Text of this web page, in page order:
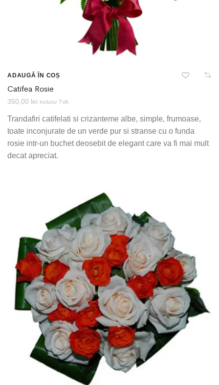
ADAUGĂ ÎN COȘ
Catifea Rosie
350,00 lei inclusiv TVA
Trandafiri catifelati si crizanteme albe, simple, frumoase,
toate inconjurate de un verde pur si stranse cu o funda
rosie intr-un buchet deosebit de elegant care va fi mai mult
decat apreciat.